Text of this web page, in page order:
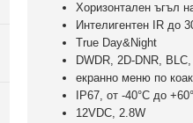
Хоризонтален ъгъл
Интелигентен IR до
True Day&Night
DWDR, 2D-DNR,
екранно меню по
IP67, oт -40°С до
12VDC, 2.8W